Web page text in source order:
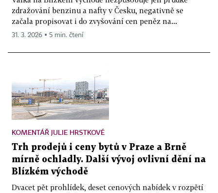
zdražování benzinu a nafty v Česku, negativně se
začala propisovat i do zvyšování cen peněz na...
31. 3. 2026 ▪ 5 min. čtení
KOMENTÁŘ JULIE HRSTKOVÉ
Trh prodejů i ceny bytů v Praze a Brně
mírně ochladly. Další vývoj ovlivní dění na
Blízkém východě
Dvacet pět prohlídek, deset cenových nabídek v rozpětí